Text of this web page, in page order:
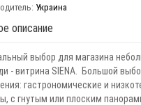
Украина
описание
выбор для магазина
- витрина SIENA. Большой
гастрономические и
с гнутым или плоским